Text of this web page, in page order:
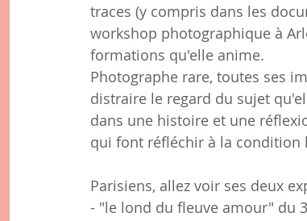
traces (y compris dans les
workshop photographique à
formations qu'elle anime.
Photographe rare, toutes ses
distraire le regard du sujet
dans une histoire et une
qui font réfléchir à la condition
Parisiens, allez voir ses deux
- "le lond du fleuve amour" du